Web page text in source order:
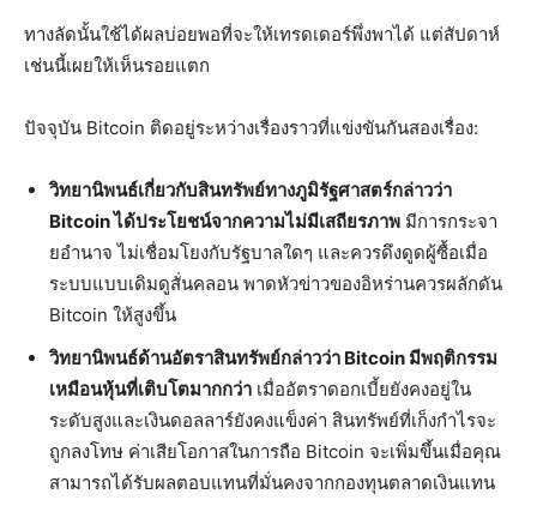
ทางลัดนั้นใช้ได้ผลบ่อยพอที่จะให้เทรดเดอร์พึ่งพาได้ แต่สัปดาห์
เช่นนี้เผยให้เห็นรอยแตก
ปัจจุบัน Bitcoin ติดอยู่ระหว่างเรื่องราวที่แข่งขันกันสองเรื่อง:
วิทยานิพนธ์เกี่ยวกับสินทรัพย์ทางภูมิรัฐศาสตร์กล่าวว่า
Bitcoin ได้ประโยชน์จากความไม่มีเสถียรภาพ มีการกระจา
ยอำนาจ ไม่เชื่อมโยงกับรัฐบาลใดๆ และควรดึงดูดผู้ซื้อเมื่อ
ระบบแบบเดิมดูสั่นคลอน พาดหัวข่าวของอิหร่านควรผลักดัน
Bitcoin ให้สูงขึ้น
วิทยานิพนธ์ด้านอัตราสินทรัพย์กล่าวว่า Bitcoin มีพฤติกรรม
เหมือนหุ้นที่เติบโตมากกว่า เมื่ออัตราดอกเบี้ยยังคงอยู่ใน
ระดับสูงและเงินดอลลาร์ยังคงแข็งค่า สินทรัพย์ที่เก็งกำไรจะ
ถูกลงโทษ ค่าเสียโอกาสในการถือ Bitcoin จะเพิ่มขึ้นเมื่อคุณ
สามารถได้รับผลตอบแทนที่มั่นคงจากกองทุนตลาดเงินแทน